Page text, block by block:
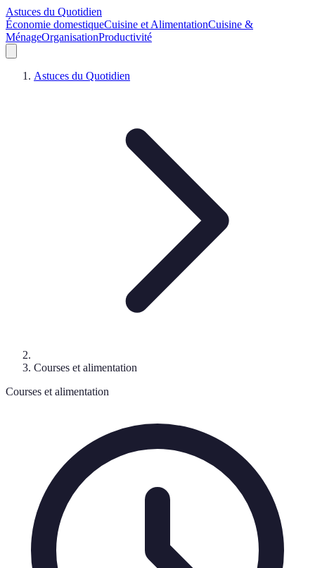
Astuces du Quotidien
Économie domestiqueCuisine et AlimentationCuisine &
MénageOrganisationProductivité
Astuces du Quotidien
Courses et alimentation
Courses et alimentation